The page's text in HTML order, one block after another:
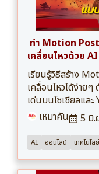
ทำ Motion
เคลื่อนไหวด้วย AI
เรียนรู้วิธีสร้าง
เคลื่อนไหวได้ง่าย
เด่นบนโซเชียลแล
เหมาคัน
5 มิ.
AI ออนไลน์ เทคโนโลยี